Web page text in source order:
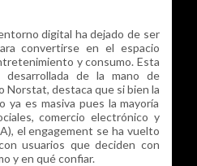
digital ha dejado de ser
convertirse en el espacio
y consumo. Esta
de la mano de
destaca que si bien la
ya es masiva pues la mayoría
comercio electrónico y
el engagement se ha vuelto
usuarios que deciden con
y en qué confiar.